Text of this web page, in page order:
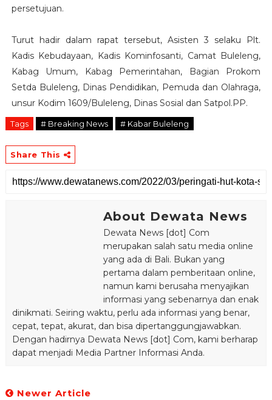
persetujuan.
Turut hadir dalam rapat tersebut, Asisten 3 selaku Plt.
Kadis Kebudayaan, Kadis Kominfosanti, Camat Buleleng,
Kabag Umum, Kabag Pemerintahan, Bagian Prokom
Setda Buleleng, Dinas Pendidikan, Pemuda dan Olahraga,
unsur Kodim 1609/Buleleng, Dinas Sosial dan Satpol.PP.
Tags # Breaking News # Kabar Buleleng
Share This
About Dewata News
Dewata News [dot] Com
merupakan salah satu media online
yang ada di Bali. Bukan yang
pertama dalam pemberitaan online,
namun kami berusaha menyajikan
informasi yang sebenarnya dan enak
dinikmati. Seiring waktu, perlu ada informasi yang benar,
cepat, tepat, akurat, dan bisa dipertanggungjawabkan.
Dengan hadirnya Dewata News [dot] Com, kami berharap
dapat menjadi Media Partner Informasi Anda.
Newer Article